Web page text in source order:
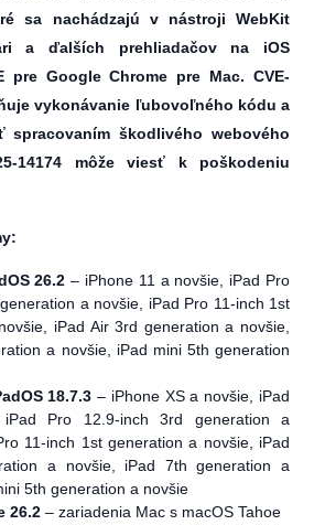
sa nachádzajú v nástroji WebKit
a ďalších prehliadačov na iOS
pre Google Chrome pre Mac. CVE-
vykonávanie ľubovoľného kódu a
spracovaním škodlivého webového
14174 môže viesť k poškodeniu
26.2 – iPhone 11 a novšie, iPad Pro
a novšie, iPad Pro 11-inch 1st
iPad Air 3rd generation a novšie,
a novšie, iPad mini 5th generation
18.7.3 – iPhone XS a novšie, iPad
Pro 12.9-inch 3rd generation a
11-inch 1st generation a novšie, iPad
a novšie, iPad 7th generation a
5th generation a novšie
26.2 – zariadenia Mac s macOS Tahoe